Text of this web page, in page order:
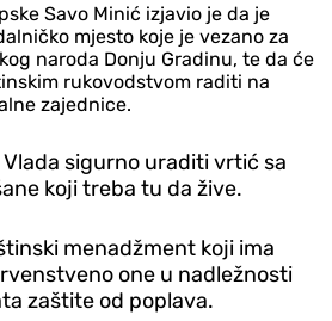
Savo Minić izjavio je da je
mjesto koje je vezano za
naroda Donju Gradinu, te da će
rukovodstvom raditi na
zajednice.
Vlada sigurno uraditi vrtić sa
koji treba tu da žive.
menadžment koji ima
one u nadležnosti
zaštite od poplava.